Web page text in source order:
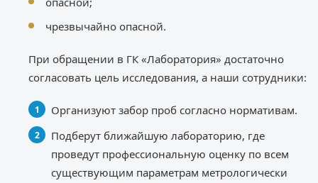
чрезвычайно опасной.
При обращении в ГК «Лаборатория» достаточно
согласовать цель исследования, а наши сотрудники:
Организуют забор проб согласно нормативам.
Подберут ближайшую лабораторию, где
проведут профессиональную оценку по всем
существующим параметрам метрологически